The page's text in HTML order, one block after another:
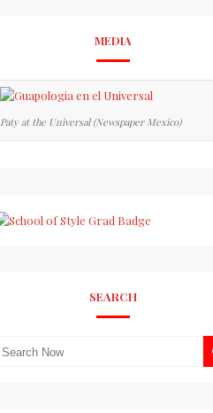
MEDIA
Paty at the Universal (Newspaper Mexico)
SEARCH